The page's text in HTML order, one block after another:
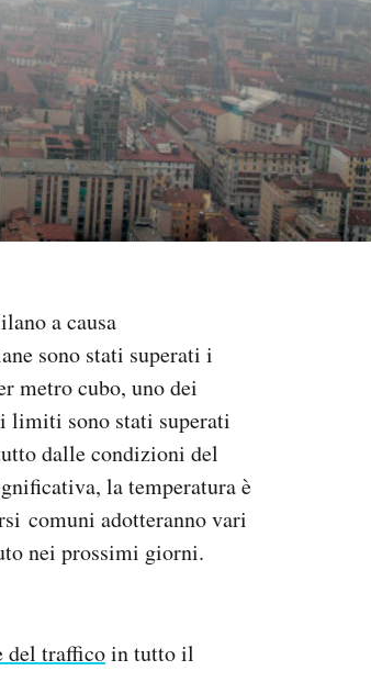
a causa
sono stati superati i
metro cubo, uno dei
limiti sono stati superati
dalle condizioni del
la temperatura è
comuni adotteranno vari
nei prossimi giorni.
del trafficoin tutto il